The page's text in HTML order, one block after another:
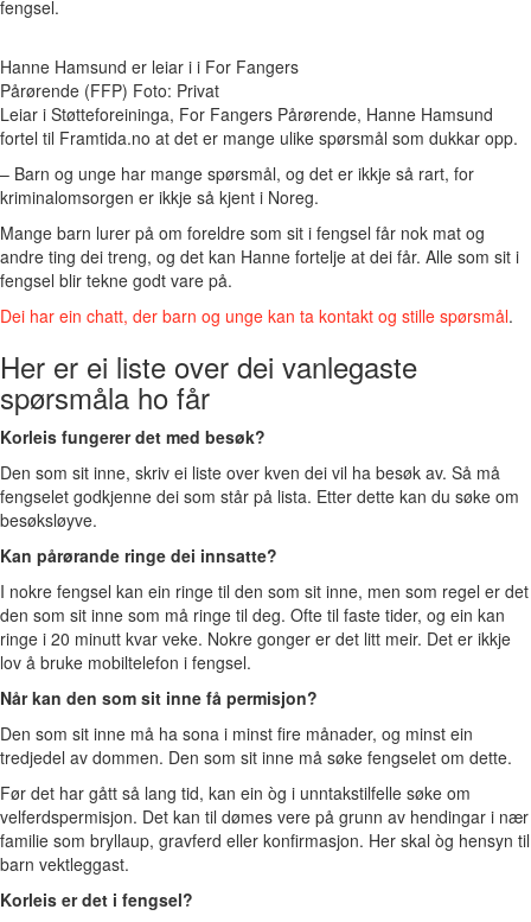
fengsel.
Hanne Hamsund er leiar i i For Fangers
Pårørende (FFP) Foto: Privat
Leiar i Støtteforeininga, For Fangers Pårørende, Hanne Hamsund
fortel til Framtida.no at det er mange ulike spørsmål som dukkar opp.
– Barn og unge har mange spørsmål, og det er ikkje så rart, for
kriminalomsorgen er ikkje så kjent i Noreg.
Mange barn lurer på om foreldre som sit i fengsel får nok mat og
andre ting dei treng, og det kan Hanne fortelje at dei får. Alle som sit i
fengsel blir tekne godt vare på.
Dei har ein chatt, der barn og unge kan ta kontakt og stille spørsmål.
Her er ei liste over dei vanlegaste
spørsmåla ho får
Korleis fungerer det med besøk?
Den som sit inne, skriv ei liste over kven dei vil ha besøk av. Så må
fengselet godkjenne dei som står på lista. Etter dette kan du søke om
besøksløyve.
Kan pårørande ringe dei innsatte?
I nokre fengsel kan ein ringe til den som sit inne, men som regel er det
den som sit inne som må ringe til deg. Ofte til faste tider, og ein kan
ringe i 20 minutt kvar veke. Nokre gonger er det litt meir. Det er ikkje
lov å bruke mobiltelefon i fengsel.
Når kan den som sit inne få permisjon?
Den som sit inne må ha sona i minst fire månader, og minst ein
tredjedel av dommen. Den som sit inne må søke fengselet om dette.
Før det har gått så lang tid, kan ein òg i unntakstilfelle søke om
velferdspermisjon. Det kan til dømes vere på grunn av hendingar i nær
familie som bryllaup, gravferd eller konfirmasjon. Her skal òg hensyn til
barn vektleggast.
Korleis er det i fengsel?